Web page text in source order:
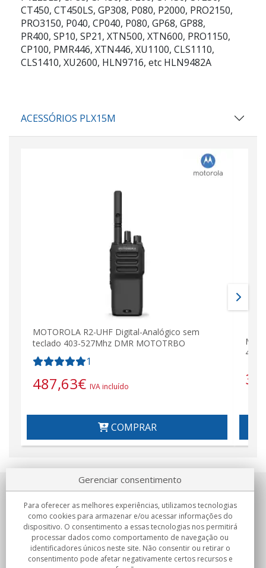
CT450, CT450LS, GP308, P080, P2000, PRO2150,
PRO3150, P040, CP040, P080, GP68, GP88,
PR400, SP10, SP21, XTN500, XTN600, PRO1150,
CP100, PMR446, XTN446, XU1100, CLS1110,
CLS1410, XU2600, HLN9716, etc HLN9482A
ACESSÓRIOS PLX15M
MOTOROLA R2-UHF Digital-Analógico sem
teclado 403-527Mhz DMR MOTOTRBO
1
487,63€ IVA incluído
COMPRAR
403-
Sobre nosotros
Compromissos
Compras
Gerenciar consentimento
Para oferecer as melhores experiências, utilizamos tecnologias
como cookies para armazenar e/ou acessar informações do
dispositivo. O consentimento a essas tecnologias nos permitirá
processar dados como comportamento de navegação ou
identificadores únicos neste site. Não consentir ou retirar o
consentimento pode afetar negativamente certos recursos e